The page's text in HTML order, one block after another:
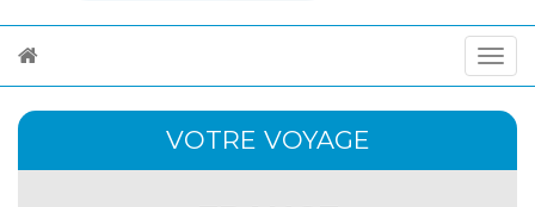
VOTRE VOYAGE